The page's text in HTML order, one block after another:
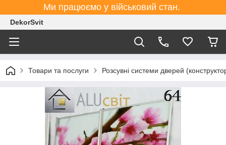
Ми працюємо у військовий стан.
DekorSvit
Товари та послуги Розсувні системи дверей